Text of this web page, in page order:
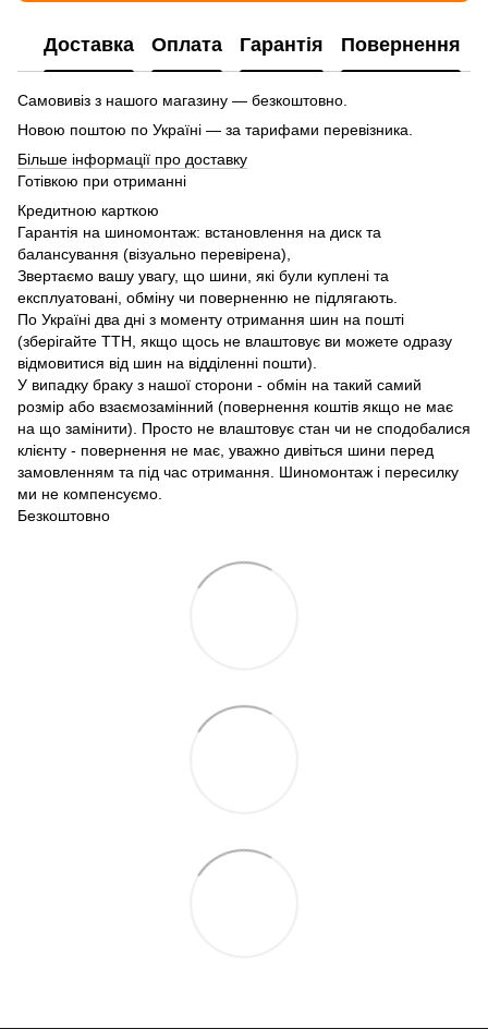
Доставка Оплата Гарантія Повернення
Самовивіз з нашого магазину — безкоштовно.
Новою поштою по Україні — за тарифами перевізника.
Більше інформації про доставку
Готівкою при отриманні
Кредитною карткою
Гарантія на шиномонтаж: встановлення на диск та
балансування (візуально перевірена),
Звертаємо вашу увагу, що шини, які були куплені та
експлуатовані, обміну чи поверненню не підлягають.
По Україні два дні з моменту отримання шин на пошті
(зберігайте ТТН, якщо щось не влаштовує ви можете одразу
відмовитися від шин на відділенні пошти).
У випадку браку з нашої сторони - обмін на такий самий
розмір або взаємозамінний (повернення коштів якщо не має
на що замінити). Просто не влаштовує стан чи не сподобалися
клієнту - повернення не має, уважно дивіться шини перед
замовленням та під час отримання. Шиномонтаж і пересилку
ми не компенсуємо.
Безкоштовно